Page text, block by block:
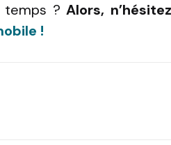
temps ?Alors,
!